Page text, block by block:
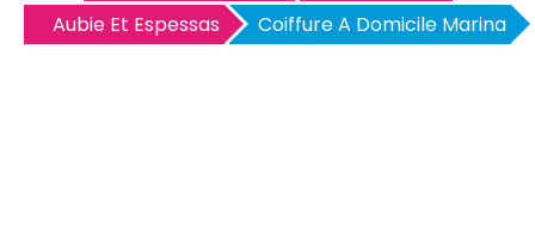
Aubie Et Espessas
Coiffure A Domicile Marina